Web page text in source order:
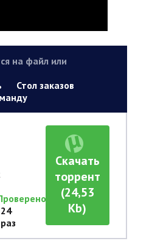
на файл или
Стол заказов
24
раз
Скачать
торрент
(24,53
Kb)